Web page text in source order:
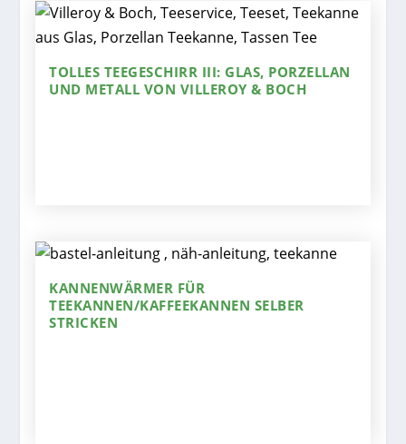
TOLLES TEEGESCHIRR III: GLAS, PORZELLAN
UND METALL VON VILLEROY & BOCH
KANNENWÄRMER FÜR
TEEKANNEN/KAFFEEKANNEN SELBER
STRICKEN